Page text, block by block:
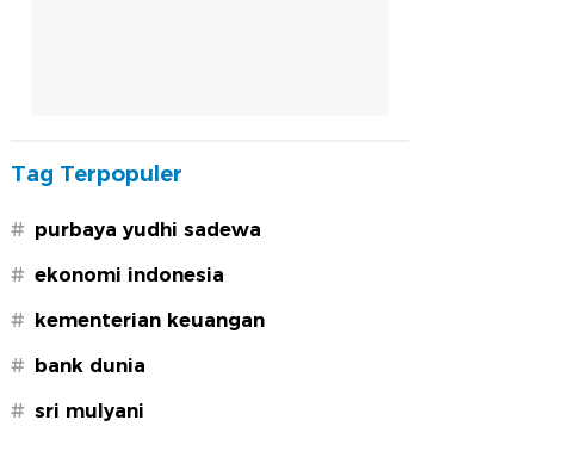
Tag Terpopuler
# purbaya yudhi sadewa
# ekonomi indonesia
# kementerian keuangan
# bank dunia
# sri mulyani